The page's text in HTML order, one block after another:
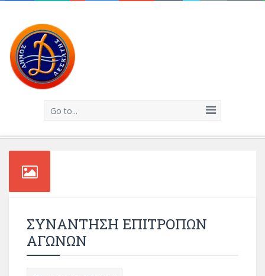
Go to...
ΣΥΝΑΝΤΗΣΗ ΕΠΙΤΡΟΠΩΝ
ΑΓΩΝΩΝ